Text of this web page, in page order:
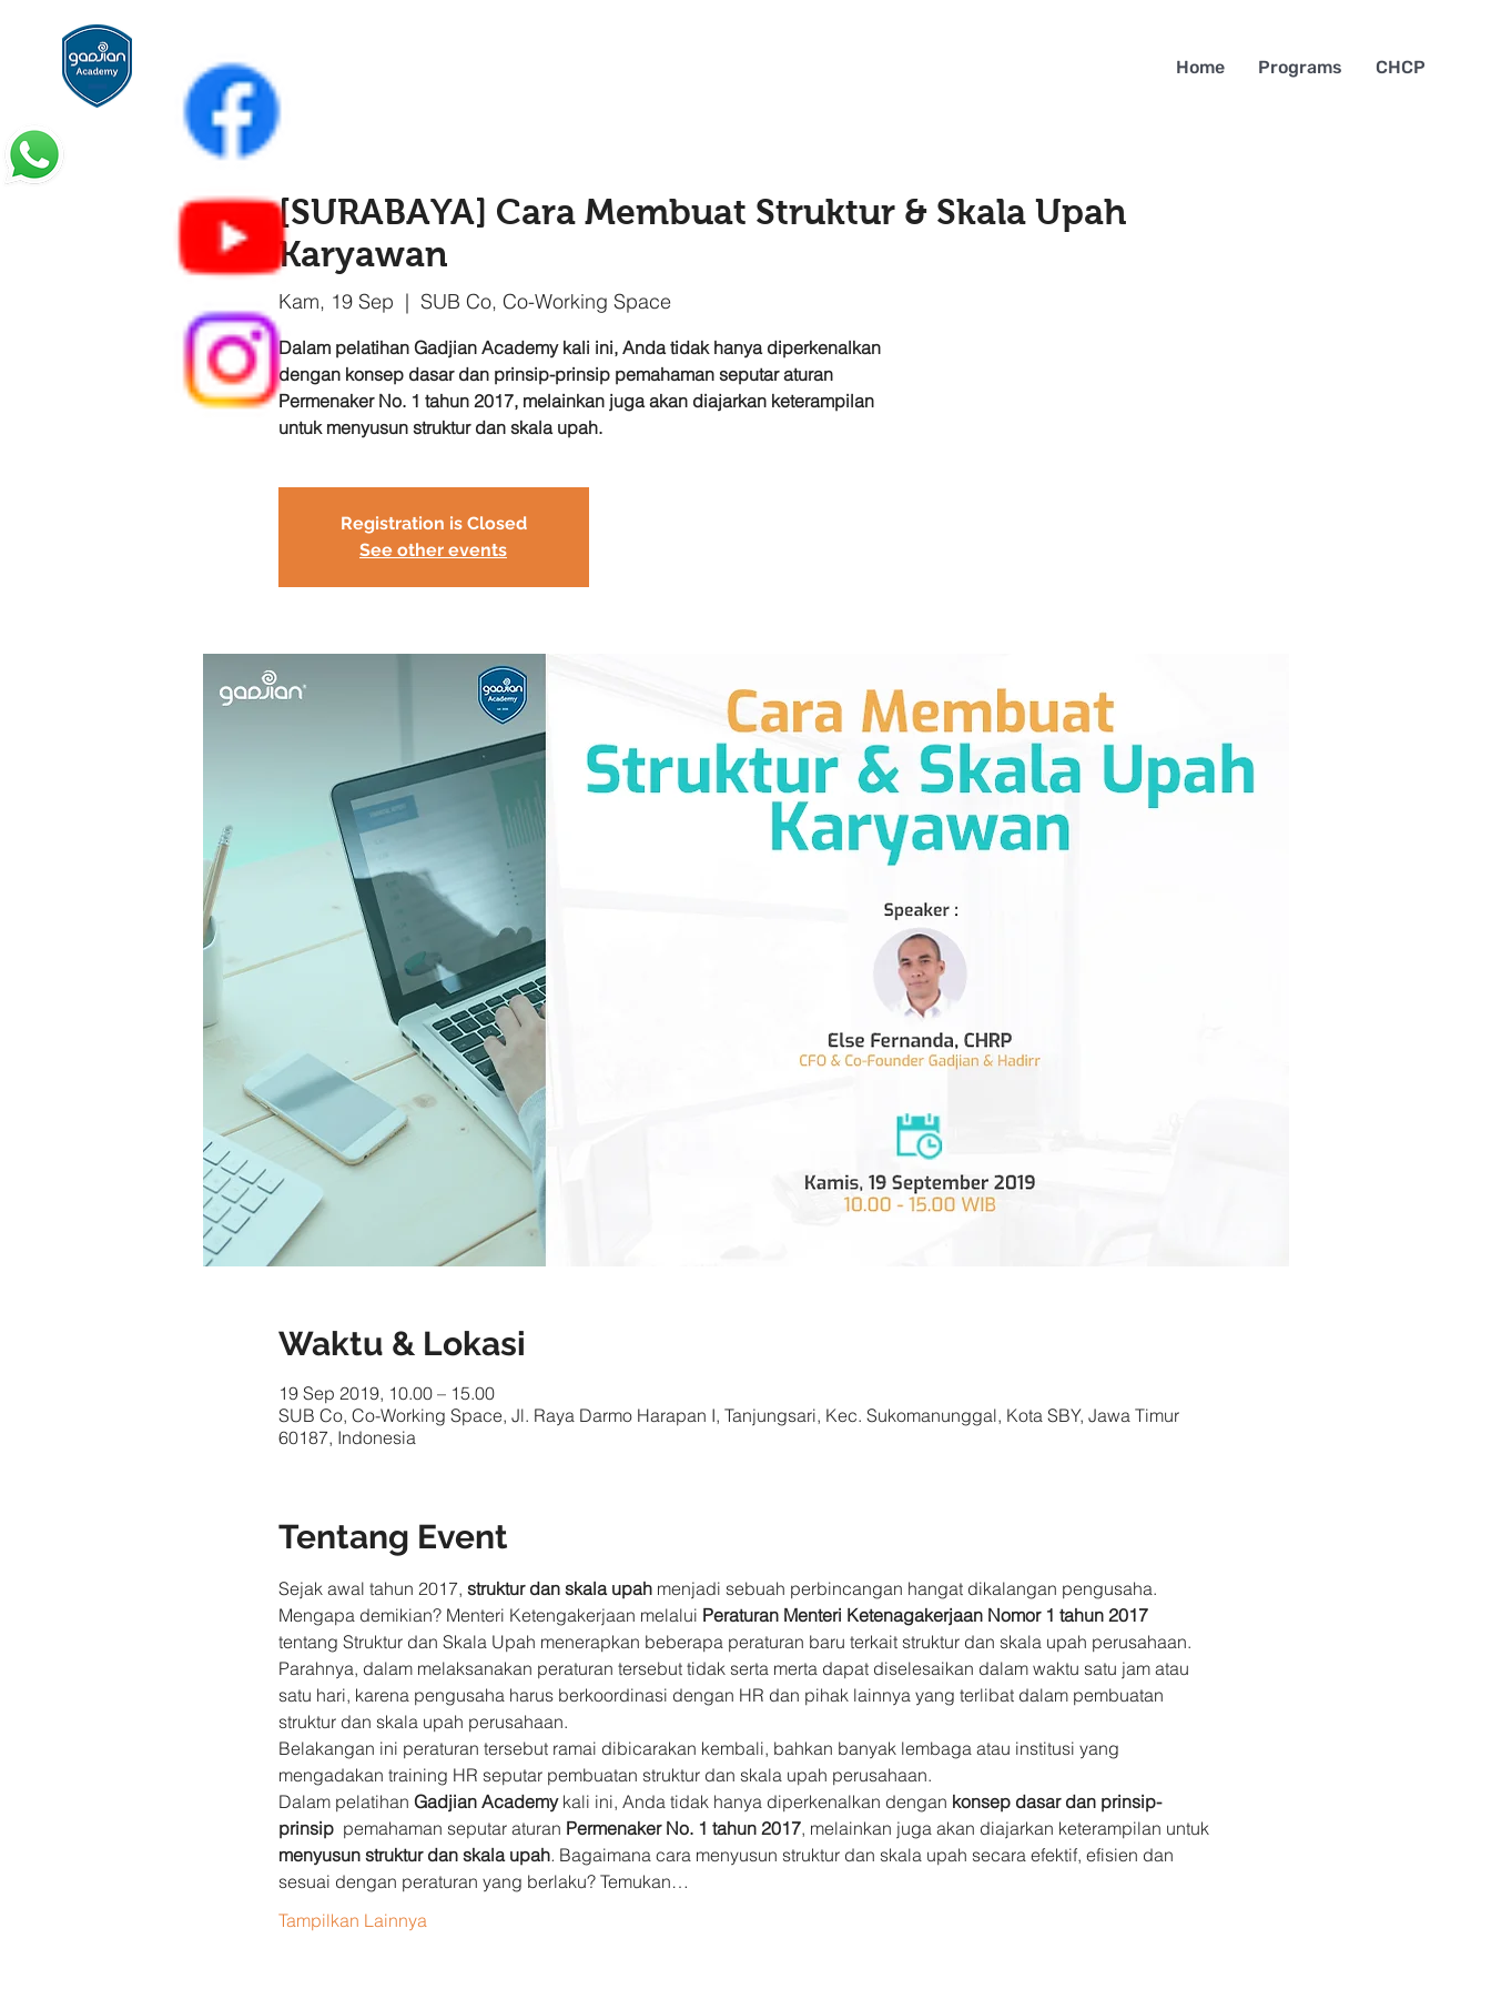
Home Programs CHCP
[SURABAYA] Cara Membuat Struktur & Skala Upah
Karyawan
Kam, 19 Sep
  |
SUB Co, Co-Working Space
Dalam pelatihan Gadjian Academy kali ini, Anda tidak hanya diperkenalkan
dengan konsep dasar dan prinsip-prinsip pemahaman seputar aturan
Permenaker No. 1 tahun 2017, melainkan juga akan diajarkan keterampilan
untuk menyusun struktur dan skala upah.
Registration is Closed
See other events
Waktu & Lokasi
19 Sep 2019, 10.00 – 15.00
SUB Co, Co-Working Space, Jl. Raya Darmo Harapan I, Tanjungsari, Kec. Sukomanunggal, Kota SBY, Jawa Timur
60187, Indonesia
Tentang Event
Sejak awal tahun 2017, struktur dan skala upah menjadi sebuah perbincangan hangat dikalangan pengusaha.
Mengapa demikian? Menteri Ketengakerjaan melalui Peraturan Menteri Ketenagakerjaan Nomor 1 tahun 2017
tentang Struktur dan Skala Upah menerapkan beberapa peraturan baru terkait struktur dan skala upah perusahaan.
Parahnya, dalam melaksanakan peraturan tersebut tidak serta merta dapat diselesaikan dalam waktu satu jam atau
satu hari, karena pengusaha harus berkoordinasi dengan HR dan pihak lainnya yang terlibat dalam pembuatan
struktur dan skala upah perusahaan.
Belakangan ini peraturan tersebut ramai dibicarakan kembali, bahkan banyak lembaga atau institusi yang
mengadakan training HR seputar pembuatan struktur dan skala upah perusahaan.
Dalam pelatihan Gadjian Academy kali ini, Anda tidak hanya diperkenalkan dengan konsep dasar dan prinsip-
prinsip pemahaman seputar aturan Permenaker No. 1 tahun 2017, melainkan juga akan diajarkan keterampilan untuk
menyusun struktur dan skala upah. Bagaimana cara menyusun struktur dan skala upah secara efektif, efisien dan
sesuai dengan peraturan yang berlaku? Temukan…
Tampilkan Lainnya